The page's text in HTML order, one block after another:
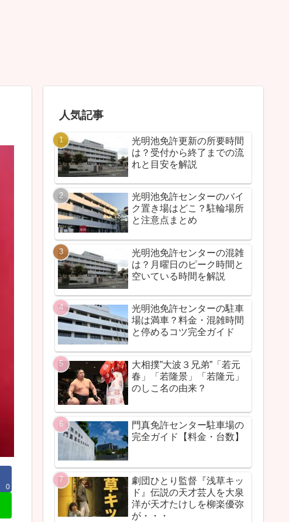
0
人気記事
光明池免許更新の所要時間
は？受付から終了までの流
れと目安を解説
光明池免許センターのバイ
ク置き場はどこ？駐輪場所
と注意点まとめ
光明池免許センターの混雑
は？月曜日のピーク時間と
空いている時間を解説
光明池免許センターの駐車
場は満車？料金・混雑時間
と停めるコツ完全ガイド
大相撲”大波３兄弟”「若元
春」「若隆景」「若隆元」
のしこ名の由来？
門真免許センター駐車場の
完全ガイド【料金・台数】
劇団ひとり監督『浅草キッ
ド』伝説の天才芸人を大泉
洋が天才たけしを柳楽優弥
が・・・